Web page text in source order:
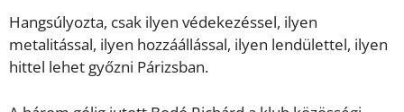
Hangsúlyozta, csak ilyen védekezéssel, ilyen
metalitással, ilyen hozzáállással, ilyen lendülettel, ilyen
hittel lehet győzni Párizsban.